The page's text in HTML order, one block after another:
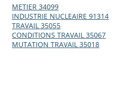
METIER 34099
INDUSTRIE NUCLEAIRE 91314
TRAVAIL 35055
CONDITIONS TRAVAIL 35067
MUTATION TRAVAIL 35018